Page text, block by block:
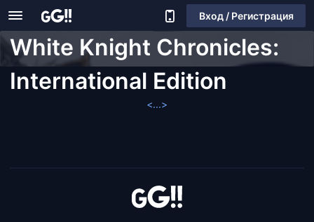
Вход / Регистрация
White Knight Chronicles:
International Edition
<...>